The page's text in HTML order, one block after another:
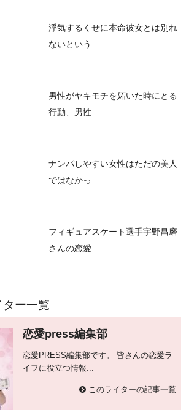
浮気するくせに本命彼女とは別れ
ないという...
男性がヤキモチを妬いた時にとる
行動、男性...
ナンパしやすい女性はただの美人
ではなかっ...
フィギュアスケート選手宇野昌磨
さんの恋愛...
ー一覧
恋愛press編集部
恋愛PRESS編集部です。 皆さんの恋愛ラ
イフに役立つ情報...
このライターの記事一覧